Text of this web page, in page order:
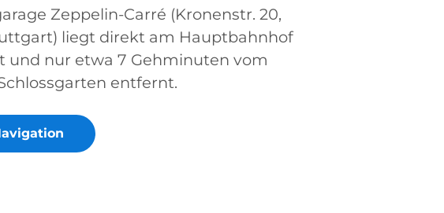
Zeppelin-Carré (Kronenstr. 20,
liegt direkt am Hauptbahnhof
und nur etwa 7 Gehminuten vom
entfernt.